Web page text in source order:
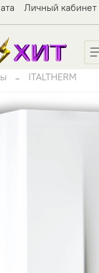
Личный кабинет
ITALTHERM